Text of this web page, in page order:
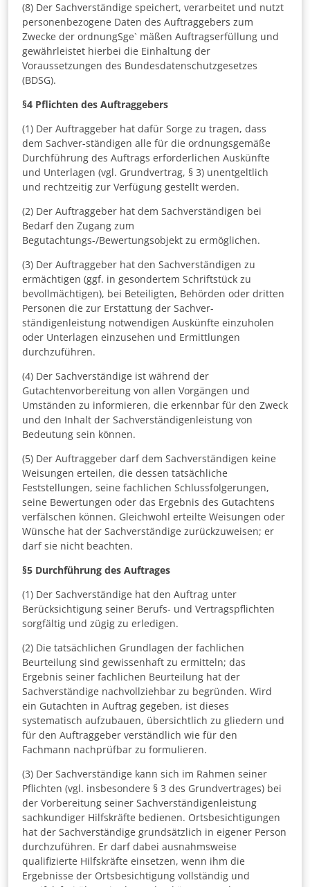
(8) Der Sachverständige speichert, verarbeitet und nutzt
personenbezogene Daten des Auftraggebers zum
Zwecke der ordnungSge` mäßen Auftragserfüllung und
gewährleistet hierbei die Einhaltung der
Voraussetzungen des Bundesdatenschutzgesetzes
(BDSG).
§4 Pflichten des Auftraggebers
(1) Der Auftraggeber hat dafür Sorge zu tragen, dass
dem Sachver-ständigen alle für die ordnungsgemäße
Durchführung des Auftrags erforderlichen Auskünfte
und Unterlagen (vgl. Grundvertrag, § 3) unentgeltlich
und rechtzeitig zur Verfügung gestellt werden.
(2) Der Auftraggeber hat dem Sachverständigen bei
Bedarf den Zugang zum
Begutachtungs-/Bewertungsobjekt zu ermöglichen.
(3) Der Auftraggeber hat den Sachverständigen zu
ermächtigen (ggf. in gesondertem Schriftstück zu
bevollmächtigen), bei Beteiligten, Behörden oder dritten
Personen die zur Erstattung der Sachver-
ständigenleistung notwendigen Auskünfte einzuholen
oder Unterlagen einzusehen und Ermittlungen
durchzuführen.
(4) Der Sachverständige ist während der
Gutachtenvorbereitung von allen Vorgängen und
Umständen zu informieren, die erkennbar für den Zweck
und den Inhalt der Sachverständigenleistung von
Bedeutung sein können.
(5) Der Auftraggeber darf dem Sachverständigen keine
Weisungen erteilen, die dessen tatsächliche
Feststellungen, seine fachlichen Schlussfolgerungen,
seine Bewertungen oder das Ergebnis des Gutachtens
verfälschen können. Gleichwohl erteilte Weisungen oder
Wünsche hat der Sachverständige zurückzuweisen; er
darf sie nicht beachten.
§5 Durchführung des Auftrages
(1) Der Sachverständige hat den Auftrag unter
Berücksichtigung seiner Berufs- und Vertragspflichten
sorgfältig und zügig zu erledigen.
(2) Die tatsächlichen Grundlagen der fachlichen
Beurteilung sind gewissenhaft zu ermitteln; das
Ergebnis seiner fachlichen Beurteilung hat der
Sachverständige nachvollziehbar zu begründen. Wird
ein Gutachten in Auftrag gegeben, ist dieses
systematisch aufzubauen, übersichtlich zu gliedern und
für den Auftraggeber verständlich wie für den
Fachmann nachprüfbar zu formulieren.
(3) Der Sachverständige kann sich im Rahmen seiner
Pflichten (vgl. insbesondere § 3 des Grundvertrages) bei
der Vorbereitung seiner Sachverständigenleistung
sachkundiger Hilfskräfte bedienen. Ortsbesichtigungen
hat der Sachverständige grundsätzlich in eigener Person
durchzuführen. Er darf dabei ausnahmsweise
qualifizierte Hilfskräfte einsetzen, wenn ihm die
Ergebnisse der Ortsbesichtigung vollständig und